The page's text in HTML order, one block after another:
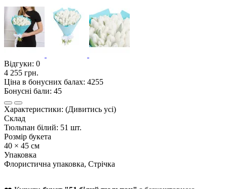
Відгуки: 0
4 255 грн.
Ціна в бонусних балах: 4255
Бонусні бали: 45
Характеристики: (Дивитись усі)
Склад
Тюльпан білий: 51 шт.
Розмір букета
40 × 45 см
Упаковка
Флористична упаковка, Стрічка